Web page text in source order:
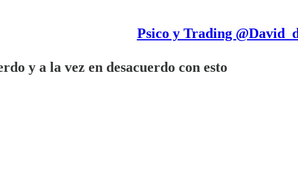
Psico y Trading
y a la vez en desacuerdo con esto